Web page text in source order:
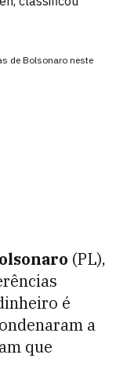
de Bolsonaro neste
(PL),
é
a
que